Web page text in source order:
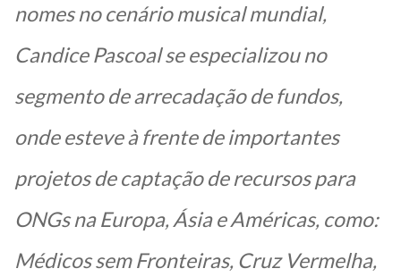
nomes no cenário musical mundial,
Candice Pascoal se especializou no
segmento de arrecadação de fundos,
onde esteve à frente de importantes
projetos de captação de recursos para
ONGs na Europa, Ásia e Américas, como:
Médicos sem Fronteiras, Cruz Vermelha,